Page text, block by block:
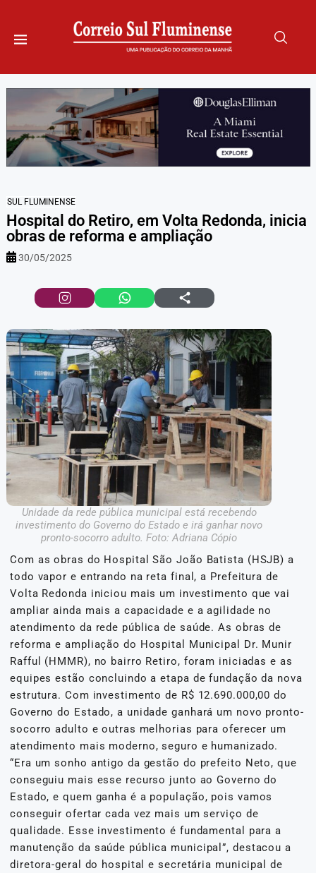
SUL FLUMINENSE
Hospital do Retiro, em Volta Redonda, inicia
obras de reforma e ampliação
30/05/2025
Unidade da rede pública municipal está recebendo
investimento do Governo do Estado e irá ganhar novo
pronto-socorro adulto. Foto: Adriana Cópio
Com as obras do Hospital São João Batista (HSJB) a
todo vapor e entrando na reta final, a Prefeitura de
Volta Redonda iniciou mais um investimento que vai
ampliar ainda mais a capacidade e a agilidade no
atendimento da rede pública de saúde. As obras de
reforma e ampliação do Hospital Municipal Dr. Munir
Rafful (HMMR), no bairro Retiro, foram iniciadas e as
equipes estão concluindo a etapa de fundação da nova
estrutura. Com investimento de R$ 12.690.000,00 do
Governo do Estado, a unidade ganhará um novo pronto-
socorro adulto e outras melhorias para oferecer um
atendimento mais moderno, seguro e humanizado.
“Era um sonho antigo da gestão do prefeito Neto, que
conseguiu mais esse recurso junto ao Governo do
Estado, e quem ganha é a população, pois vamos
conseguir ofertar cada vez mais um serviço de
qualidade. Esse investimento é fundamental para a
manutenção da saúde pública municipal”, destacou a
diretora-geral do hospital e secretária municipal de